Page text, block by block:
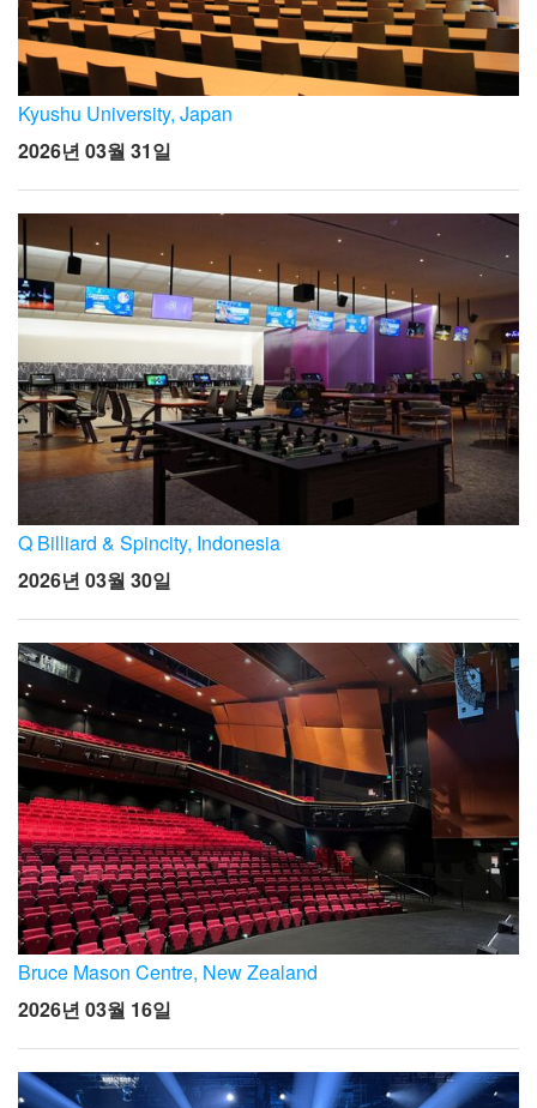
Kyushu University, Japan
2026년 03월 31일
Q Billiard & Spincity, Indonesia
2026년 03월 30일
Bruce Mason Centre, New Zealand
2026년 03월 16일